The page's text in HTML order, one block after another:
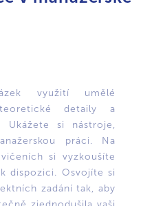
využití umělé
detaily a
si nástroje,
práci. Na
si vyzkoušíte
dispozici. Osvojíte si
zadání tak, aby